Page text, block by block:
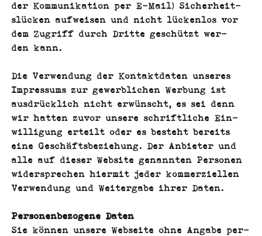
der Kom­mu­nika­tion per E‑Mail) Sicher­heit­
slück­en aufweisen und nicht lück­en­los vor
dem Zugriff durch Dritte geschützt wer­
den kann.
Die Ver­wen­dung der Kon­tak­t­dat­en unseres
Impres­sums zur gewerblichen Wer­bung ist
aus­drück­lich nicht erwün­scht, es sei denn
wir hat­ten zuvor unsere schriftliche Ein­
willi­gung erteilt oder es beste­ht bere­its
eine Geschäfts­beziehung. Der Anbi­eter und
alle auf dieser Web­site genan­nten Per­so­n­en
wider­sprechen hier­mit jed­er kom­merziellen
Ver­wen­dung und Weit­er­gabe ihrer Daten.
Per­so­n­en­be­zo­gene Daten
Sie kön­nen unsere Web­seite ohne Angabe per­